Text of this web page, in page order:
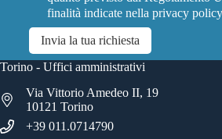
finalità indicate nella privacy policy
Invia la tua richiesta
Torino - Uffici amministrativi
Via Vittorio Amedeo II, 19
10121 Torino
+39 011.0714790